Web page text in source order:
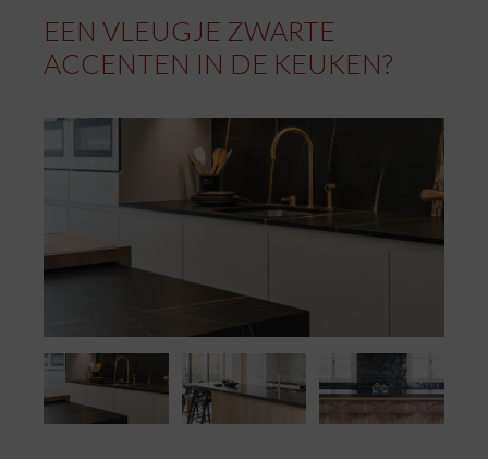
EEN VLEUGJE ZWARTE
ACCENTEN IN DE KEUKEN?